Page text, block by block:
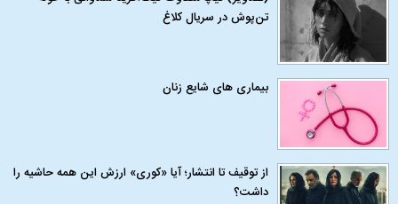
تن‌پوش در سریال کلاغ
بیماری‌ های شایع زنان
از توقیف تا انتشار؛ آیا «کوری» ارزش این همه حاشیه را
داشت؟